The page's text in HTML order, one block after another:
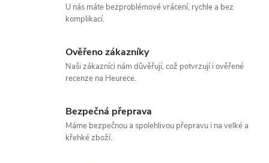
U nás máte bezproblémové vrácení, rychle a bez
komplikací.
Ověřeno zákazníky
Naši zákazníci nám důvěřují, což potvrzují i ověřené
recenze na Heurece.
Bezpečná přeprava
Máme bezpečnou a spolehlivou přepravu i na velké a
křehké zboží.